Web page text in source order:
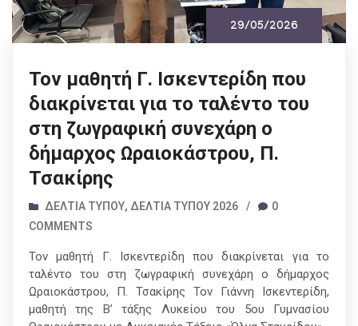
29/05/2026
Τον μαθητή Γ. Ισκεντερίδη που
διακρίνεται για το ταλέντο του
στη ζωγραφική συνεχάρη ο
δήμαρχος Ωραιοκάστρου, Π.
Τσακίρης
ΔΕΛΤΊΑ ΤΎΠΟΥ, ΔΕΛΤΊΑ ΤΎΠΟΥ 2026 /
0
COMMENTS
Τον μαθητή Γ. Ισκεντερίδη που διακρίνεται για το
ταλέντο του στη ζωγραφική συνεχάρη ο δήμαρχος
Ωραιοκάστρου, Π. Τσακίρης Τον Γιάννη Ισκεντερίδη,
μαθητή της Β’ τάξης Λυκείου του 5ου Γυμνασίου